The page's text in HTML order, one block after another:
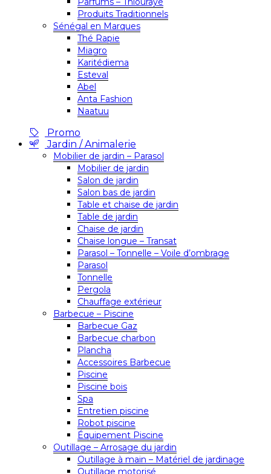
Produits Traditionnels
Sénégal en Marques
Thé Rapie
Miagro
Karitédiema
Esteval
Abel
Anta Fashion
Naatuu
Promo
Jardin / Animalerie
Mobilier de jardin – Parasol
Mobilier de jardin
Salon de jardin
Salon bas de jardin
Table et chaise de jardin
Table de jardin
Chaise de jardin
Chaise longue – Transat
Parasol – Tonnelle – Voile d’ombrage
Parasol
Tonnelle
Pergola
Chauffage extérieur
Barbecue – Piscine
Barbecue Gaz
Barbecue charbon
Plancha
Accessoires Barbecue
Piscine
Piscine bois
Spa
Entretien piscine
Robot piscine
Équipement Piscine
Outillage – Arrosage du jardin
Outillage à main – Matériel de jardinage
Outillage motorisé